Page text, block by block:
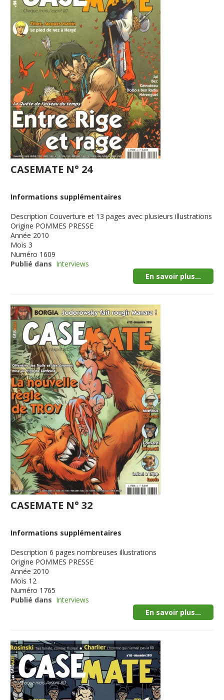
CASEMATE N° 24
Informations supplémentaires
Description Couverture et 13 pages avec plusieurs illustrations
Origine POMMES PRESSE
Année 2010
Mois 3
Numéro 1609
Publié dans Interviews
En savoir plus...
CASEMATE N° 32
Informations supplémentaires
Description 6 pages nombreuses illustrations
Origine POMMES PRESSE
Année 2010
Mois 12
Numéro 1765
Publié dans Interviews
En savoir plus...